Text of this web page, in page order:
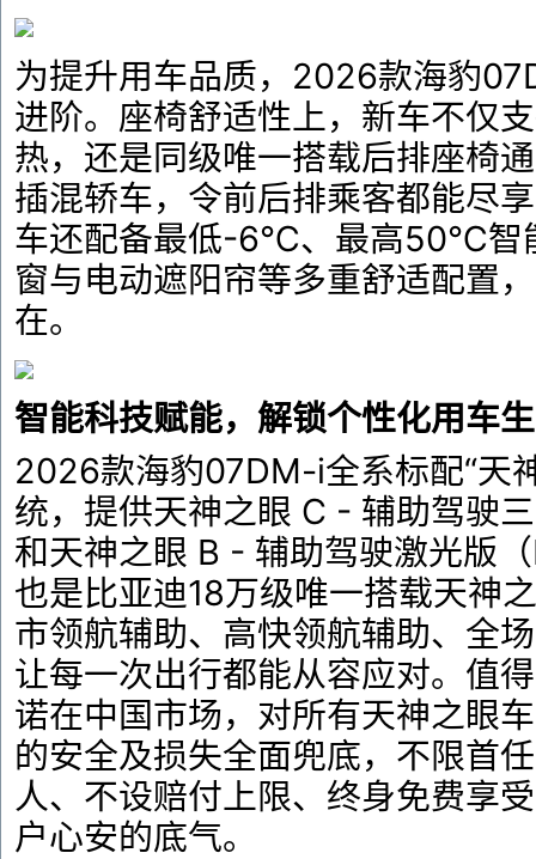
为提升用车品质，2026款海豹
进阶。座椅舒适性上，新车不仅
热，还是同级唯一搭载后排座椅
插混轿车，令前后排乘客都能尽
车还配备最低-6℃、最高50℃智
窗与电动遮阳帘等多重舒适配置
在。
智能科技赋能，解锁个性化用车
2026款海豹07DM-i全系标配“天
统，提供天神之眼 C - 辅助驾驶
和天神之眼 B - 辅助驾驶激光版
也是比亚迪18万级唯一搭载天神
市领航辅助、高快领航辅助、全
让每一次出行都能从容应对。值
诺在中国市场，对所有天神之眼
的安全及损失全面兜底，不限首
人、不设赔付上限、终身免费享
户心安的底气。